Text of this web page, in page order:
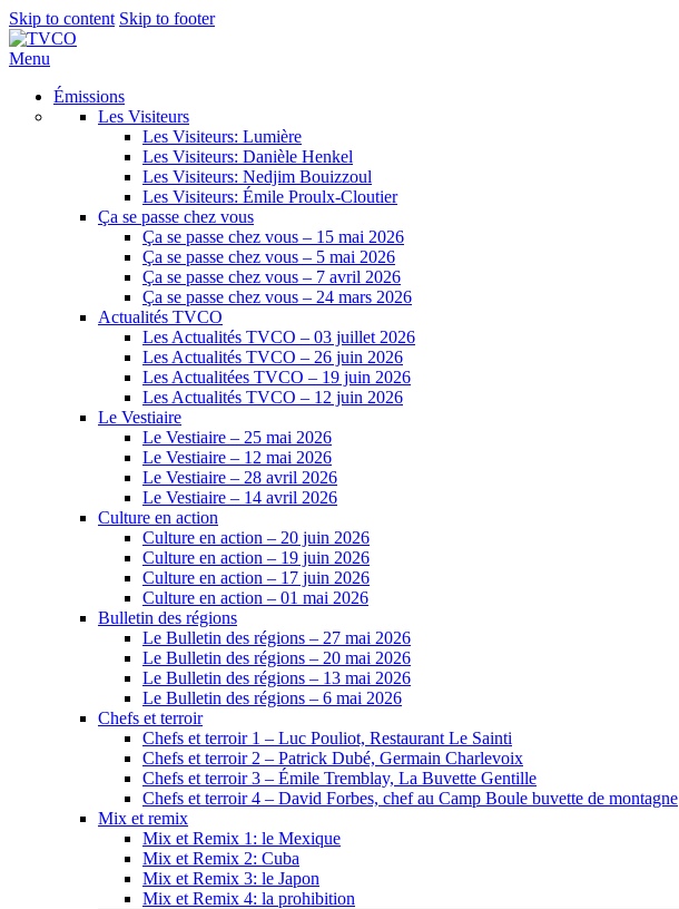
Skip to content Skip to footer
Menu
Émissions
Les Visiteurs
Les Visiteurs: Lumière
Les Visiteurs: Danièle Henkel
Les Visiteurs: Nedjim Bouizzoul
Les Visiteurs: Émile Proulx-Cloutier
Ça se passe chez vous
Ça se passe chez vous – 15 mai 2026
Ça se passe chez vous – 5 mai 2026
Ça se passe chez vous – 7 avril 2026
Ça se passe chez vous – 24 mars 2026
Actualités TVCO
Les Actualités TVCO – 03 juillet 2026
Les Actualités TVCO – 26 juin 2026
Les Actualitées TVCO – 19 juin 2026
Les Actualités TVCO – 12 juin 2026
Le Vestiaire
Le Vestiaire – 25 mai 2026
Le Vestiaire – 12 mai 2026
Le Vestiaire – 28 avril 2026
Le Vestiaire – 14 avril 2026
Culture en action
Culture en action – 20 juin 2026
Culture en action – 19 juin 2026
Culture en action – 17 juin 2026
Culture en action – 01 mai 2026
Bulletin des régions
Le Bulletin des régions – 27 mai 2026
Le Bulletin des régions – 20 mai 2026
Le Bulletin des régions – 13 mai 2026
Le Bulletin des régions – 6 mai 2026
Chefs et terroir
Chefs et terroir 1 – Luc Pouliot, Restaurant Le Sainti
Chefs et terroir 2 – Patrick Dubé, Germain Charlevoix
Chefs et terroir 3 – Émile Tremblay, La Buvette Gentille
Chefs et terroir 4 – David Forbes, chef au Camp Boule buvette de montagne
Mix et remix
Mix et Remix 1: le Mexique
Mix et Remix 2: Cuba
Mix et Remix 3: le Japon
Mix et Remix 4: la prohibition